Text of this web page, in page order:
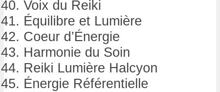
Voix du Reiki
Équilibre et Lumière
Coeur d’Énergie
Harmonie du Soin
Reiki Lumière Halcyon
Énergie Référentielle